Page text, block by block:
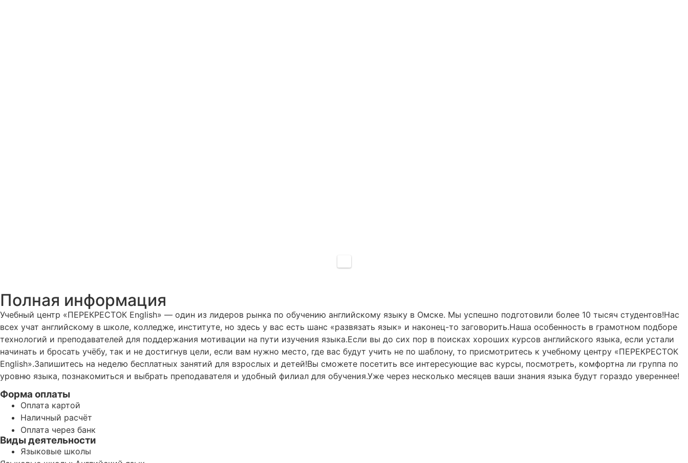
Полная информация
Учебный центр «ПЕРЕКРЕСТОК English» — один из лидеров рынка по обучению английскому языку в Омске. Мы успешно подготовили более 10 тысяч студентов!Нас
всех учат английскому в школе, колледже, институте, но здесь у вас есть шанс «развязать язык» и наконец-то заговорить.Наша особенность в грамотном подборе
технологий и преподавателей для поддержания мотивации на пути изучения языка.Если вы до сих пор в поисках хороших курсов английского языка, если устали
начинать и бросать учёбу, так и не достигнув цели, если вам нужно место, где вас будут учить не по шаблону, то присмотритесь к учебному центру «ПЕРЕКРЕСТОК
English».Запишитесь на неделю бесплатных занятий для взрослых и детей!Вы сможете посетить все интересующие вас курсы, посмотреть, комфортна ли группа по
уровню языка, познакомиться и выбрать преподавателя и удобный филиал для обучения.Уже через несколько месяцев ваши знания языка будут гораздо увереннее!
Форма оплаты
Оплата картой
Наличный расчёт
Оплата через банк
Виды деятельности
Языковые школы